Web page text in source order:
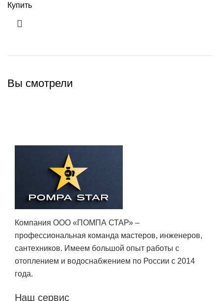
Купить
Вы смотрели
Компания ООО «ПОМПА СТАР» –
профессиональная команда мастеров, инженеров,
сантехников. Имеем большой опыт работы с
отоплением и водоснабжением по России с 2014
года.
Наш сервис